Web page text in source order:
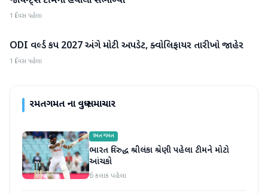
1 દિવસ પહેલા
રમતગમત
ODI વર્લ્ડ કપ 2027 અંગે મોટી અપડેટ, ક્વોલિફાયર તારીખો જાહેર
1 દિવસ પહેલા
રમતગમતના વધુ સમાચાર
રમતગમત
ભારત વિરુદ્ધ શ્રીલંકા શ્રેણી પહેલા ટીમને મોટો
આંચકો
6 કલાક પહેલા